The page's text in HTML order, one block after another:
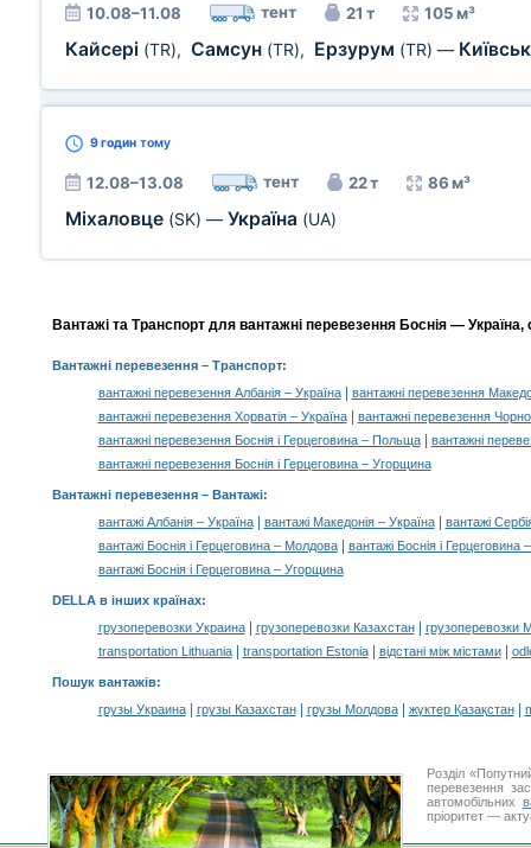
10.08–11.08 тент 21 т 105 м³
Кайсері (TR), Самсун (TR), Ерзурум (TR) —
9 годин тому
12.08–13.08 тент 22 т 86 м³
Міхаловце (SK) — Україна (UA)
Вантажі та Транспорт для вантажні перевезення Боснія — Україна,
Вантажні перевезення– Транспорт:
вантажні перевезення Албанія – Україна|
вантажні перевезення
вантажні перевезення Хорватія – Україна|
вантажні перевезення
вантажні перевезення Боснія і Герцеговина – Польща|
вантажні
вантажні перевезення Боснія і Герцеговина – Угорщина
Вантажні перевезення – Вантажі:
вантажі Албанія – Україна| вантажі Македонія – Україна|
вантажі
вантажі Боснія і Герцеговина – Молдова|
вантажі Боснія і
вантажі Боснія і Герцеговина – Угорщина
DELLA в інших країнах:
грузоперевозки Украина| грузоперевозки Казахстан|
грузоперевозки
transportation Lithuania| transportation Estonia| відстані між містами|
Пошук вантажів:
грузы Украина| грузы Казахстан| грузы Молдова| жүктер Қазақстан|
Розділ
перевезення
автомобільних
пріоритет —